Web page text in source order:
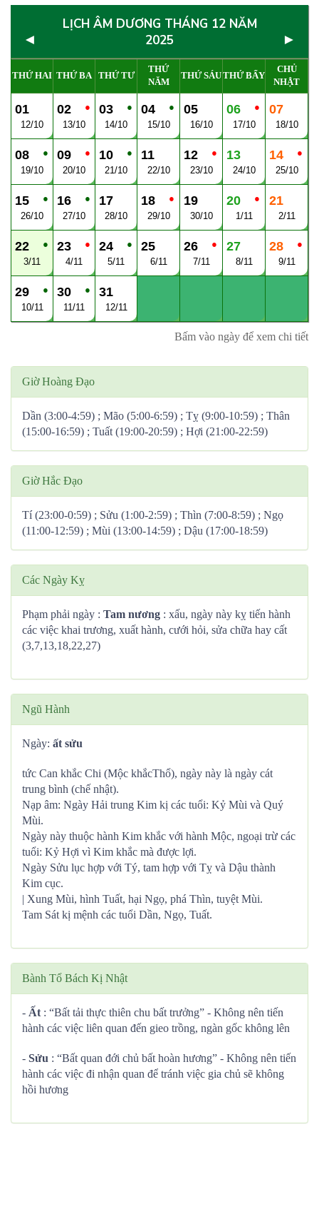
◄
LỊCH ÂM DƯƠNG THÁNG 12 NĂM
2025
►
THỨ HAI THỨ BA THỨ TƯ
THỨ
NĂM
THỨ SÁUTHỨ BẨY
CHỦ
NHẬT
01
12/10
●
02
13/10
●
03
14/10
●
04
15/10
05
16/10
●
06
17/10
07
18/10
●
08
19/10
●
09
20/10
●
10
21/10
11
22/10
●
12
23/10
13
24/10
●
14
25/10
●
15
26/10
●
16
27/10
17
28/10
●
18
29/10
19
30/10
●
20
1/11
21
2/11
●
22
3/11
●
23
4/11
●
24
5/11
25
6/11
●
26
7/11
27
8/11
●
28
9/11
●
29
10/11
●
30
11/11
31
12/11
Bấm vào ngày để xem chi tiết
Giờ Hoàng Đạo
Dần (3:00-4:59) ; Mão (5:00-6:59) ; Tỵ (9:00-10:59) ; Thân
(15:00-16:59) ; Tuất (19:00-20:59) ; Hợi (21:00-22:59)
Giờ Hắc Đạo
Tí (23:00-0:59) ; Sửu (1:00-2:59) ; Thìn (7:00-8:59) ; Ngọ
(11:00-12:59) ; Mùi (13:00-14:59) ; Dậu (17:00-18:59)
Các Ngày Kỵ
Phạm phải ngày : Tam nương : xấu, ngày này kỵ tiến hành
các việc khai trương, xuất hành, cưới hỏi, sửa chữa hay cất
(3,7,13,18,22,27)
Ngũ Hành
Ngày: ất sửu
tức Can khắc Chi (Mộc khắcThổ), ngày này là ngày cát
trung bình (chế nhật).
Nạp âm: Ngày Hải trung Kim kị các tuổi: Kỷ Mùi và Quý
Mùi.
Ngày này thuộc hành Kim khắc với hành Mộc, ngoại trừ các
tuổi: Kỷ Hợi vì Kim khắc mà được lợi.
Ngày Sửu lục hợp với Tý, tam hợp với Tỵ và Dậu thành
Kim cục.
| Xung Mùi, hình Tuất, hại Ngọ, phá Thìn, tuyệt Mùi.
Tam Sát kị mệnh các tuổi Dần, Ngọ, Tuất.
Bành Tổ Bách Kị Nhật
- Ất : “Bất tải thực thiên chu bất trưởng” - Không nên tiến
hành các việc liên quan đến gieo trồng, ngàn gốc không lên
- Sửu : “Bất quan đới chủ bất hoàn hương” - Không nên tiến
hành các việc đi nhận quan để tránh việc gia chủ sẽ không
hồi hương